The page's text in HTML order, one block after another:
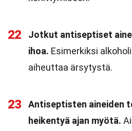
22
Jotkut antiseptiset
ihoa. Esimerkiksi
aiheuttaa ärsytystä.
23
Antiseptisten aineiden
heikentyä ajan myötä.